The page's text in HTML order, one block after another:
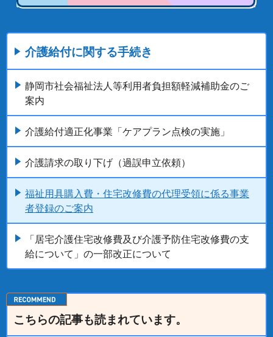
介護給付に関する手続き
静岡市社会福祉法人等利用者負担額軽減補助金のご
案内
介護給付適正化事業「ケアプラン点検の実施」
介護請求の取り下げ（過誤申立依頼）
福祉用具購入費・住宅改修費の代理受領に係る事業
者登録のご案内
「居宅介護住宅改修費及び介護予防住宅改修費の支
給について」の一部改正について
こちらの記事も読まれています。